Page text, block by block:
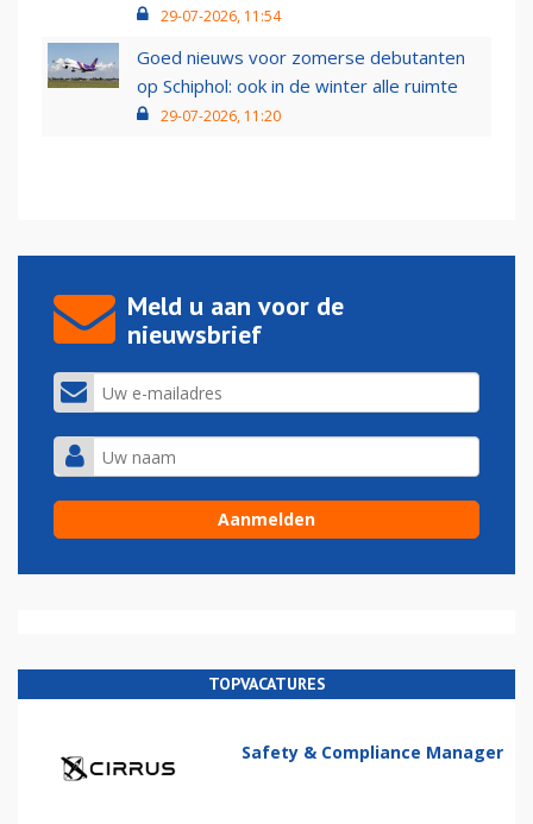
29-07-2026, 11:54
Goed nieuws voor zomerse debutanten
op Schiphol: ook in de winter alle ruimte
29-07-2026, 11:20
Meld u aan voor de
nieuwsbrief
TOPVACATURES
Safety & Compliance Manager